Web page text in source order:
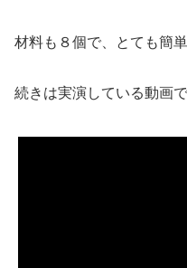
材料も８個で、とても簡
続きは実演している動画